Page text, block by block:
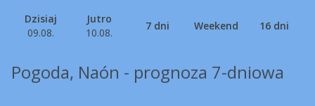
Dzisiaj
09.08.
Jutro
10.08.
7 dni Weekend 16 dni
Pogoda, Naón - prognoza 7-dniowa